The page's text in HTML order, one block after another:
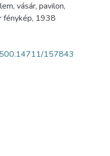
, vásár, pavilon,
fénykép, 1938
157843